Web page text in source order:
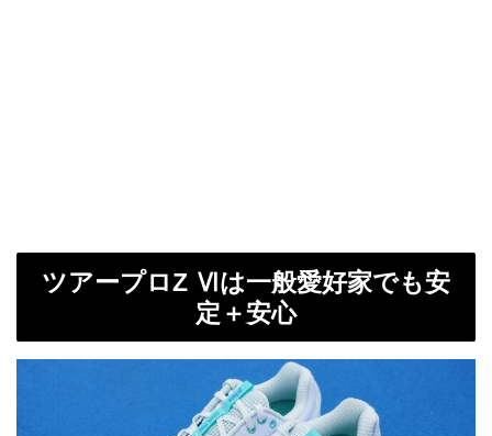
ツアープロZ Ⅵは一般愛好家でも安
定＋安心